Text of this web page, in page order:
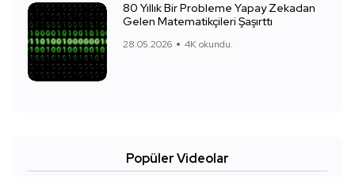
80 Yıllık Bir Probleme Yapay Zekadan
Gelen Matematikçileri Şaşırttı
28.05.2026 4K okundu.
Popüler Videolar